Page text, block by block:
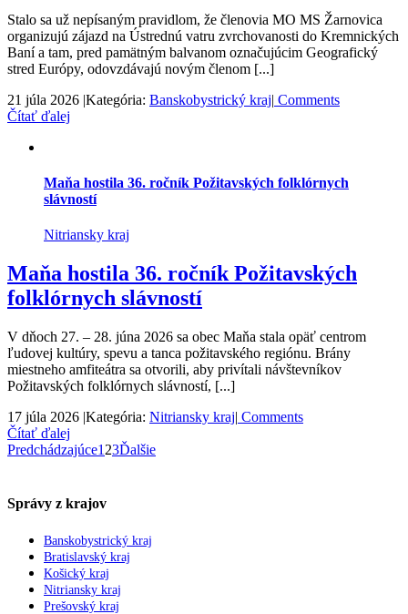
Stalo sa už nepísaným pravidlom, že členovia MO MS Žarnovica
organizujú zájazd na Ústrednú vatru zvrchovanosti do Kremnických
Baní a tam, pred pamätným balvanom označujúcim Geografický
stred Európy, odovzdávajú novým členom [...]
21 júla 2026 |Kategória: Banskobystrický kraj| Comments
Čítať ďalej
Maňa hostila 36. ročník Požitavských folklórnych
slávností
Nitriansky kraj
Maňa hostila 36. ročník Požitavských
folklórnych slávností
V dňoch 27. – 28. júna 2026 sa obec Maňa stala opäť centrom
ľudovej kultúry, spevu a tanca požitavského regiónu. Brány
miestneho amfiteátra sa otvorili, aby privítali návštevníkov
Požitavských folklórnych slávností, [...]
17 júla 2026 |Kategória: Nitriansky kraj| Comments
Čítať ďalej
Predchádzajúce1 23Ďalšie
Správy z krajov
Banskobystrický kraj
Bratislavský kraj
Košický kraj
Nitriansky kraj
Prešovský kraj